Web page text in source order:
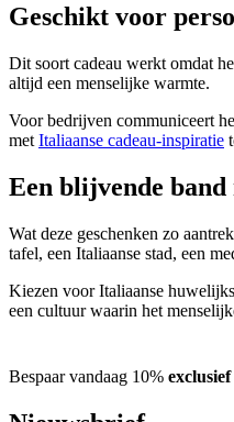
Geschikt voor
Dit soort cadeau werkt omdat
altijd een menselijke warmte.
Voor bedrijven communiceert
met Italiaanse cadeau-inspiratie
Een blijvende
Wat deze geschenken zo
tafel, een Italiaanse stad, een
Kiezen voor Italiaanse
een cultuur waarin het
Bespaar vandaag 10%